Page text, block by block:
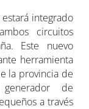
integrado
circuitos
Este nuevo
herramienta
la provincia de
de
a través